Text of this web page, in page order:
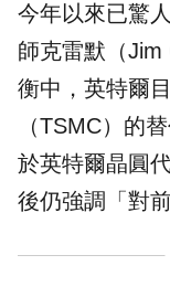
今年以來已驚
師克雷默（
衡中，英特爾
（TSMC）的
於英特爾晶圓
後仍強調「對